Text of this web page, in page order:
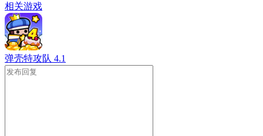
相关游戏
弹壳特攻队 4.1